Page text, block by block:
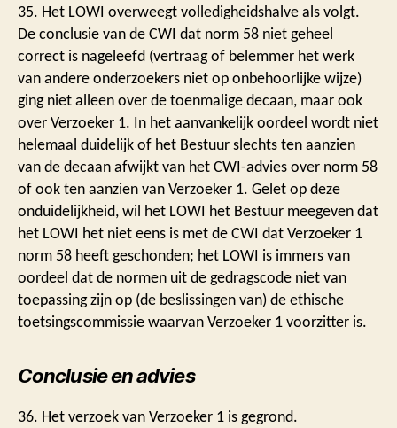
35. Het LOWI overweegt volledigheidshalve als volgt.
De conclusie van de CWI dat norm 58 niet geheel
correct is nageleefd (vertraag of belemmer het werk
van andere onderzoekers niet op onbehoorlijke wijze)
ging niet alleen over de toenmalige decaan, maar ook
over Verzoeker 1. In het aanvankelijk oordeel wordt niet
helemaal duidelijk of het Bestuur slechts ten aanzien
van de decaan afwijkt van het CWI-advies over norm 58
of ook ten aanzien van Verzoeker 1. Gelet op deze
onduidelijkheid, wil het LOWI het Bestuur meegeven dat
het LOWI het niet eens is met de CWI dat Verzoeker 1
norm 58 heeft geschonden; het LOWI is immers van
oordeel dat de normen uit de gedragscode niet van
toepassing zijn op (de beslissingen van) de ethische
toetsingscommissie waarvan Verzoeker 1 voorzitter is.
Conclusie en advies
36. Het verzoek van Verzoeker 1 is gegrond.